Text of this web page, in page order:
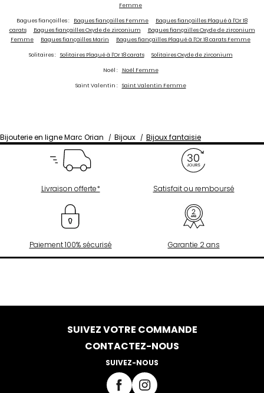
Femme
Bagues fiançailles : Bagues fiançailles Femme
Bagues fiançailles Plaqué à l'Or 18
carats
Bagues fiançailles Oxyde de zirconium
Bagues fiançailles Oxyde de zirconium
Femme
Bagues fiançailles Marin Bagues fiançailles Plaqué à l'Or 18 carats Femme
Solitaires : Solitaires Plaqué à l'Or 18 carats Solitaires Oxyde de zirconium
Noël : Noël Femme
Saint Valentin : Saint Valentin Femme
Bijouterie en ligne Marc Orian Bijoux Bijoux fantaisie
Livraison offerte* Satisfait ou remboursé
Paiement 100% sécurisé Garantie 2 ans
SUIVEZ VOTRE COMMANDE
CONTACTEZ-NOUS
SUIVEZ-NOUS